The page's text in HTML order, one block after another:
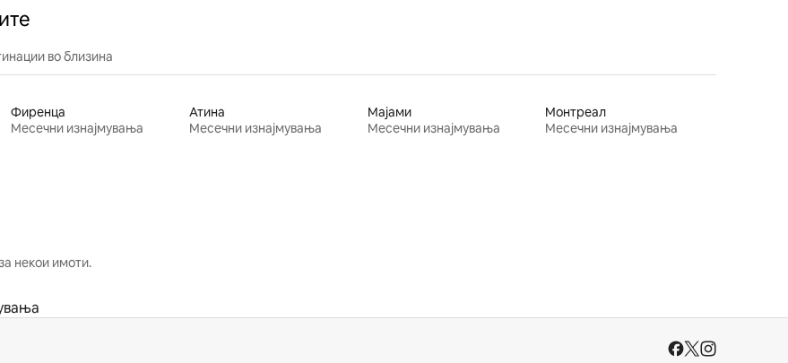
во близина
Фиренца
Месечни изнајмувања
Атина
Месечни изнајмувања
Мајами
Месечни изнајмувања
Монтреал
Месечни изнајмувања
некои имоти.